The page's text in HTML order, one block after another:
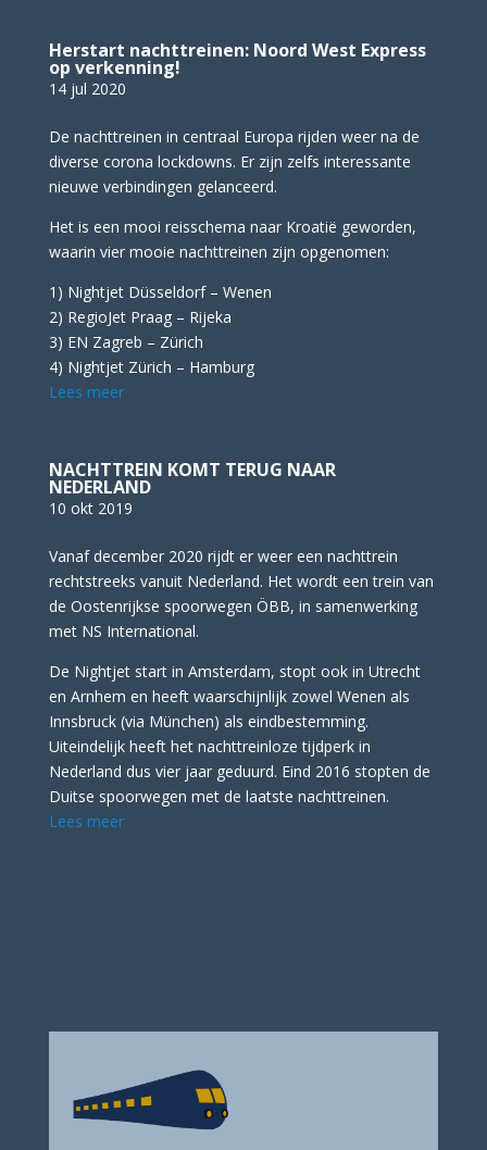
Herstart nachttreinen: Noord West Express
op verkenning!
14 jul 2020
De nachttreinen in centraal Europa rijden weer na de
diverse corona lockdowns. Er zijn zelfs interessante
nieuwe verbindingen gelanceerd.
Het is een mooi reisschema naar Kroatië geworden,
waarin vier mooie nachttreinen zijn opgenomen:
1) Nightjet Düsseldorf – Wenen
2) RegioJet Praag – Rijeka
3) EN Zagreb – Zürich
4) Nightjet Zürich – Hamburg
Lees meer
NACHTTREIN KOMT TERUG NAAR
NEDERLAND
10 okt 2019
Vanaf december 2020 rijdt er weer een nachttrein
rechtstreeks vanuit Nederland. Het wordt een trein van
de Oostenrijkse spoorwegen ÖBB, in samenwerking
met NS International.
De Nightjet start in Amsterdam, stopt ook in Utrecht
en Arnhem en heeft waarschijnlijk zowel Wenen als
Innsbruck (via München) als eindbestemming.
Uiteindelijk heeft het nachttreinloze tijdperk in
Nederland dus vier jaar geduurd. Eind 2016 stopten de
Duitse spoorwegen met de laatste nachttreinen.
Lees meer